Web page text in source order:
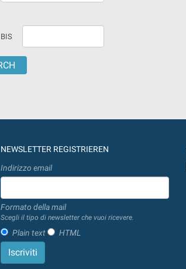
BIS
NEWSLETTER REGISTRIEREN
Indirizzo email
Formato della mail
Scegli il tipo di newsletter che vuoi ricevere.
Plain text HTML